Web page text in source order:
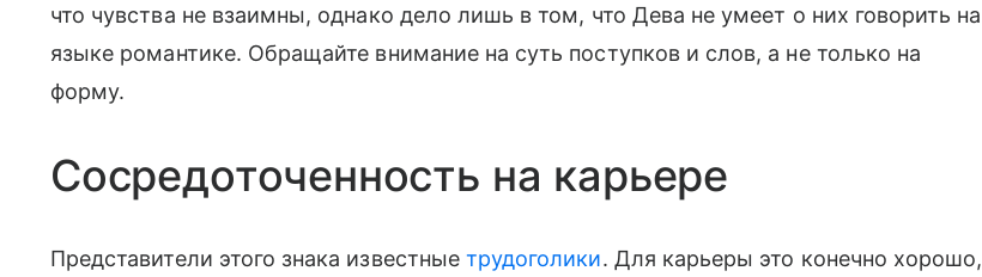
что чувства не взаимны, однако дело лишь в том, что Дева не умеет о них говорить на
языке романтике. Обращайте внимание на суть поступков и слов, а не только на
форму.
Сосредоточенность на карьере
Представители этого знака известные трудоголики. Для карьеры это конечно хорошо,